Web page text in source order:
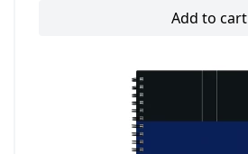
Add to cart